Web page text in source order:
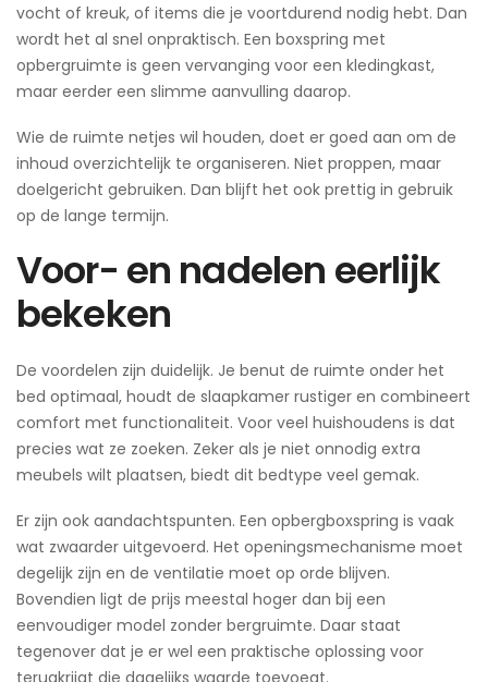
vocht of kreuk, of items die je voortdurend nodig hebt. Dan
wordt het al snel onpraktisch. Een boxspring met
opbergruimte is geen vervanging voor een kledingkast,
maar eerder een slimme aanvulling daarop.
Wie de ruimte netjes wil houden, doet er goed aan om de
inhoud overzichtelijk te organiseren. Niet proppen, maar
doelgericht gebruiken. Dan blijft het ook prettig in gebruik
op de lange termijn.
Voor- en nadelen eerlijk
bekeken
De voordelen zijn duidelijk. Je benut de ruimte onder het
bed optimaal, houdt de slaapkamer rustiger en combineert
comfort met functionaliteit. Voor veel huishoudens is dat
precies wat ze zoeken. Zeker als je niet onnodig extra
meubels wilt plaatsen, biedt dit bedtype veel gemak.
Er zijn ook aandachtspunten. Een opbergboxspring is vaak
wat zwaarder uitgevoerd. Het openingsmechanisme moet
degelijk zijn en de ventilatie moet op orde blijven.
Bovendien ligt de prijs meestal hoger dan bij een
eenvoudiger model zonder bergruimte. Daar staat
tegenover dat je er wel een praktische oplossing voor
terugkrijgt die dagelijks waarde toevoegt.